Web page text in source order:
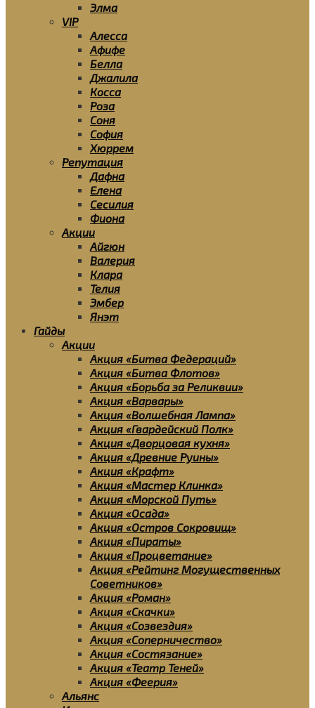
Элма
VIP
Алесса
Афифе
Белла
Джалила
Косса
Роза
Соня
София
Хюррем
Репутация
Дафна
Елена
Сесилия
Фиона
Акции
Айгюн
Валерия
Клара
Телия
Эмбер
Янэт
Гайды
Акции
Акция «Битва Федераций»
Акция «Битва Флотов»
Акция «Борьба за Реликвии»
Акция «Варвары»
Акция «Волшебная Лампа»
Акция «Гвардейский Полк»
Акция «Дворцовая кухня»
Акция «Древние Руины»
Акция «Крафт»
Акция «Мастер Клинка»
Акция «Морской Путь»
Акция «Осада»
Акция «Остров Сокровищ»
Акция «Пираты»
Акция «Процветание»
Акция «Рейтинг Могущественных
Советников»
Акция «Роман»
Акция «Скачки»
Акция «Созвездия»
Акция «Соперничество»
Акция «Состязание»
Акция «Театр Теней»
Акция «Феерия»
Альянс